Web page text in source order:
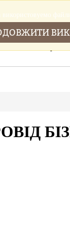
Послуги
використовуемо